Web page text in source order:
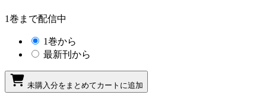
1巻まで配信中
1巻から
最新刊から
未購入分をまとめてカートに追加